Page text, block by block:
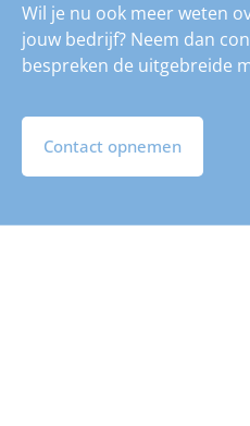
Wil je nu ook meer weten
jouw bedrijf? Neem dan
bespreken de uitgebreide
Contact opnemen